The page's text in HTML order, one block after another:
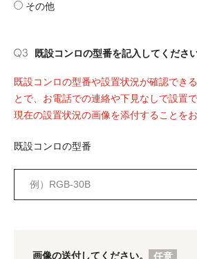
その他
既設コンロの型番を記入してください
既設コンロの型番や設置状況が確認でき
とで、お電話での連絡や下見なしで設置
現在の設置状況の画像を添付することをお
既設コンロの型番
画像の送付してください。 任意